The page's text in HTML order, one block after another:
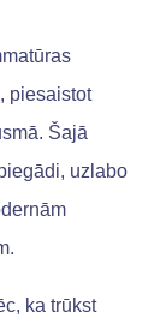
piesaistot
Šajā
uzlabo
ka trūkst